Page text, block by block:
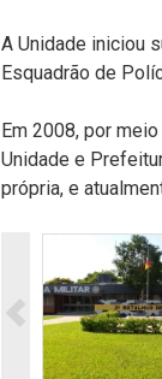
A Unidade iniciou
Esquadrão de
Em 2008, por
Unidade e
própria, e